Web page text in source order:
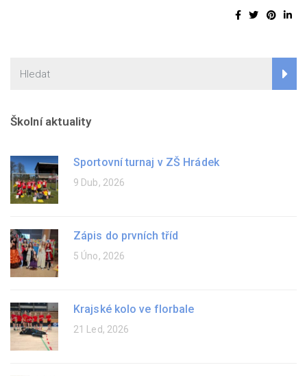
Školní aktuality
Sportovní turnaj v ZŠ Hrádek
9 Dub, 2026
Zápis do prvních tříd
5 Úno, 2026
Krajské kolo ve florbale
21 Led, 2026